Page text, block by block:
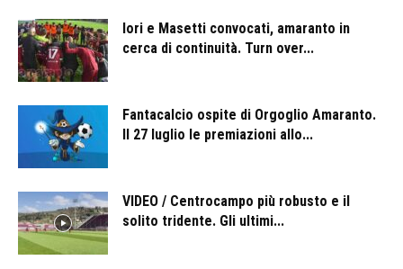
Iori e Masetti convocati, amaranto in
cerca di continuità. Turn over...
Fantacalcio ospite di Orgoglio Amaranto.
Il 27 luglio le premiazioni allo...
VIDEO / Centrocampo più robusto e il
solito tridente. Gli ultimi...